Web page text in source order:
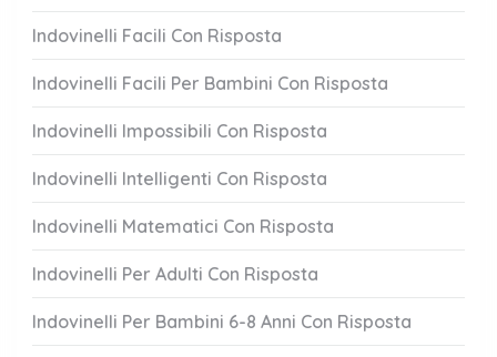
Indovinelli Facili Con Risposta
Indovinelli Facili Per Bambini Con Risposta
Indovinelli Impossibili Con Risposta
Indovinelli Intelligenti Con Risposta
Indovinelli Matematici Con Risposta
Indovinelli Per Adulti Con Risposta
Indovinelli Per Bambini 6-8 Anni Con Risposta